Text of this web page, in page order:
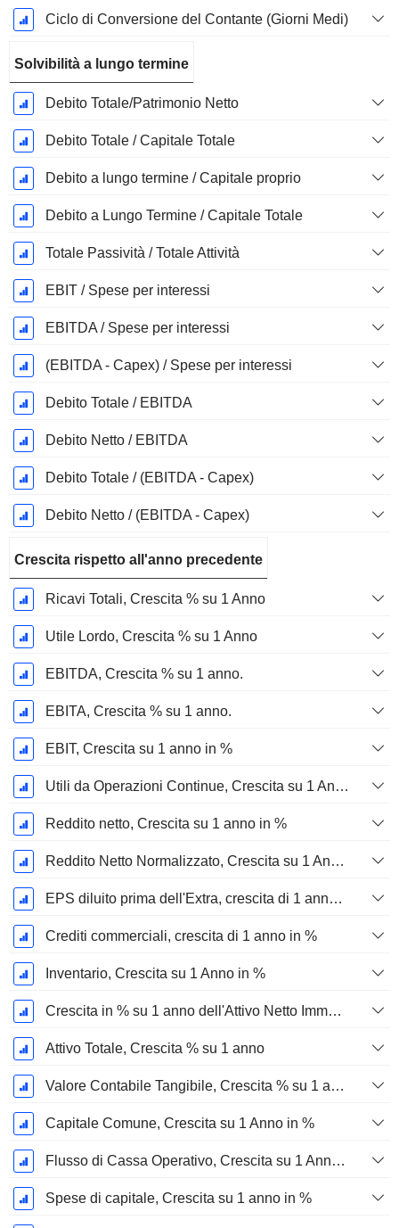
Ciclo di Conversione del Contante (Giorni Medi)
Solvibilità a lungo termine
Debito Totale/Patrimonio Netto
Debito Totale / Capitale Totale
Debito a lungo termine / Capitale proprio
Debito a Lungo Termine / Capitale Totale
Totale Passività / Totale Attività
EBIT / Spese per interessi
EBITDA / Spese per interessi
(EBITDA - Capex) / Spese per interessi
Debito Totale / EBITDA
Debito Netto / EBITDA
Debito Totale / (EBITDA - Capex)
Debito Netto / (EBITDA - Capex)
Crescita rispetto all'anno precedente
Ricavi Totali, Crescita % su 1 Anno
Utile Lordo, Crescita % su 1 Anno
EBITDA, Crescita % su 1 anno.
EBITA, Crescita % su 1 anno.
EBIT, Crescita su 1 anno in %
Utili da Operazioni Continue, Crescita su 1 Anno in %
Reddito netto, Crescita su 1 anno in %
Reddito Netto Normalizzato, Crescita su 1 Anno in %
EPS diluito prima dell'Extra, crescita di 1 anno %
Crediti commerciali, crescita di 1 anno in %
Inventario, Crescita su 1 Anno in %
Crescita in % su 1 anno dell'Attivo Netto Immobilizzato Materiale
Attivo Totale, Crescita % su 1 anno
Valore Contabile Tangibile, Crescita % su 1 anno
Capitale Comune, Crescita su 1 Anno in %
Flusso di Cassa Operativo, Crescita su 1 Anno in %
Spese di capitale, Crescita su 1 anno in %